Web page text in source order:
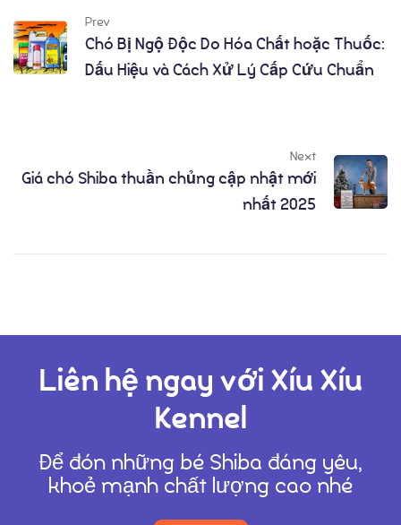
Prev
Chó Bị Ngộ Độc Do Hóa Chất hoặc Thuốc:
Dấu Hiệu và Cách Xử Lý Cấp Cứu Chuẩn
Next
Giá chó Shiba thuần chủng cập nhật mới
nhất 2025
Liên hệ ngay với Xíu Xíu
Kennel
Để đón những bé Shiba đáng yêu,
khoẻ mạnh chất lượng cao nhé